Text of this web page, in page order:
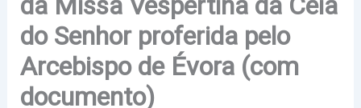
do Senhor proferida pelo
Arcebispo de Évora (com
documento)